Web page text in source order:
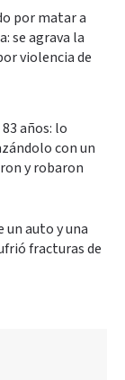
por matar a
se agrava la
violencia de
años: lo
con un
y robaron
un auto y una
fracturas de